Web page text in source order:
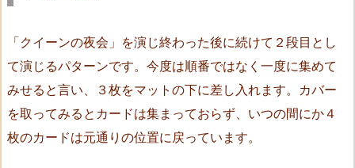
A
（b
e
e
v
「クイーンの夜会」を演じ終わった後に続けて２段目とし
て演じるパターンです。今度は順番ではなく一度に集めて
みせると言い、３枚をマットの下に差し入れます。カバー
を取ってみるとカードは集まっておらず、いつの間にか４
枚のカードは元通りの位置に戻っています。